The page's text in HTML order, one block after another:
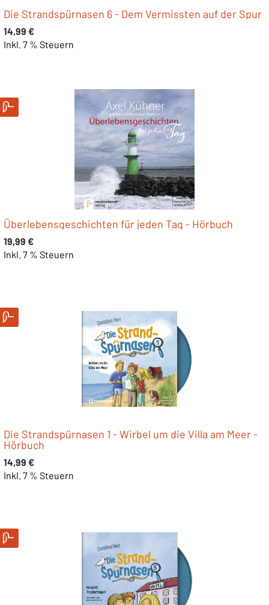
Die Strandspürnasen 6 - Dem Vermissten auf der Spur
Regulärer Preis:
14,99 €
Inkl. 7 % Steuern
Überlebensgeschichten für jeden Tag - Hörbuch
Regulärer Preis:
19,99 €
Inkl. 7 % Steuern
Die Strandspürnasen 1 - Wirbel um die Villa am Meer -
Hörbuch
Regulärer Preis:
14,99 €
Inkl. 7 % Steuern